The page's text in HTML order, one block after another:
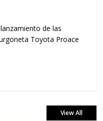
de las
Toyota Proace
View All